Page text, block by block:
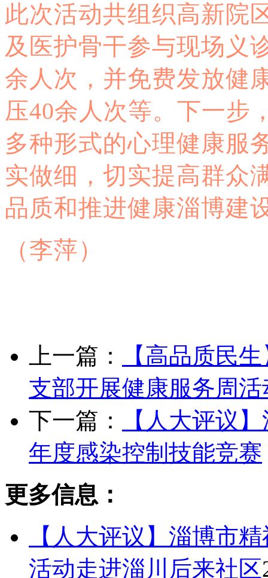
此次活动共组织高新院
及医护骨干参与现场义
余人次，并免费发放健
压40余人次等。下一步
多种形式的心理健康服
实做细，切实提高群众
品质和推进健康淄博建
（李萍）
上一篇：
【高品质民
支部开展健康服务周活
下一篇：
【人大评议
年度感染控制技能竞赛
更多信息：
【人大评议】淄博市
活动走进淄川后来社区